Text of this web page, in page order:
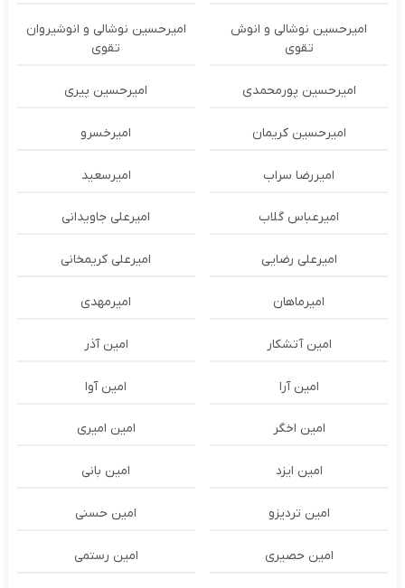
امیرحسین نوشالی و انوش
تقوی
امیرحسین نوشالی و انوشیروان
تقوی
امیرحسین پورمحمدی امیرحسین پیری
امیرحسین کریمان امیرخسرو
امیررضا سراب امیرسعید
امیرعباس گلاب امیرعلی جاویدانی
امیرعلی رضایی امیرعلی کریمخانی
امیرماهان امیرمهدی
امین آتشکار امین آذر
امین آرا امین آوا
امین اخگر امین امیری
امین ایزد امین بانی
امین تردیزو امین حسنی
امین حصیری امین رستمی